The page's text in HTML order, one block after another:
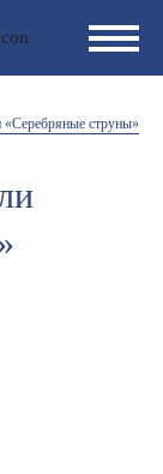
«Серебряные струны»